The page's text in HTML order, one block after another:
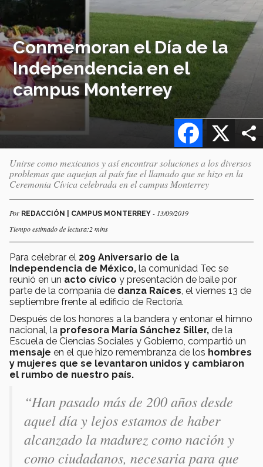
Conmemoran el Día de la
Independencia en el
campus Monterrey
X
Facebook
Unirse como mexicanos y así encontrar soluciones a los diversos
problemas que aquejan al país fue el llamado que se hizo en la
Ceremonia Cívica celebrada en el campus Monterrey
Por REDACCIÓN | CAMPUS MONTERREY - 13/09/2019
Tiempo estimado de lectura:2 mins
Para celebrar el 209 Aniversario de la
Independencia de México, la comunidad Tec se
reunió en un acto cívico y presentación de baile por
parte de la companía de danza Raíces , el viernes 13 de
septiembre frente al edificio de Rectoría.
Después de los honores a la bandera y entonar el himno
nacional, la profesora María Sánchez Siller, de la
Escuela de Ciencias Sociales y Gobierno, compartió un
mensaje en el que hizo remembranza de los hombres
y mujeres que se levantaron unidos y cambiaron
el rumbo de nuestro país.
“Han pasado más de 200 años desde
aquel día y lejos estamos de haber
alcanzado la madurez como nación y
como ciudadanos, necesaria para que